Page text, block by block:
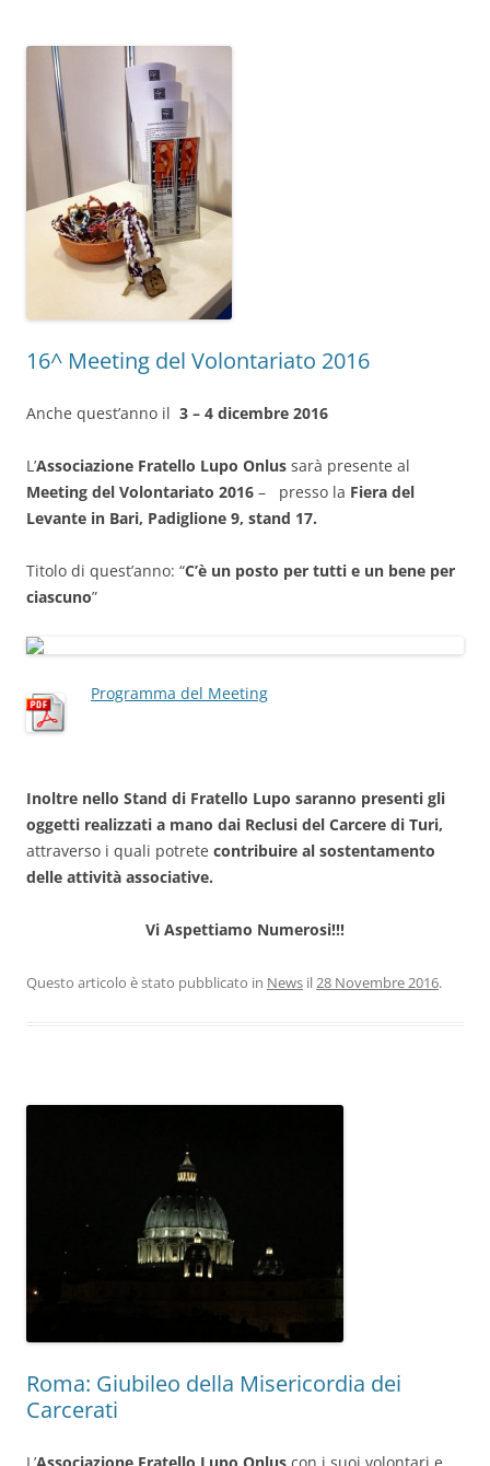
16^ Meeting del Volontariato 2016
Anche quest’anno il 3 – 4 dicembre 2016
L’Associazione Fratello Lupo Onlus sarà presente al
Meeting del Volontariato 2016 – presso la Fiera del
Levante in Bari, Padiglione 9, stand 17.
Titolo di quest’anno: “C’è un posto per tutti e un bene per
ciascuno”
Programma del Meeting
Inoltre nello Stand di Fratello Lupo saranno presenti gli
oggetti realizzati a mano dai Reclusi del Carcere di Turi,
attraverso i quali potrete contribuire al sostentamento
delle attività associative.
Vi Aspettiamo Numerosi!!!
Questo articolo è stato pubblicato in News il 28 Novembre 2016.
Roma: Giubileo della Misericordia dei
Carcerati